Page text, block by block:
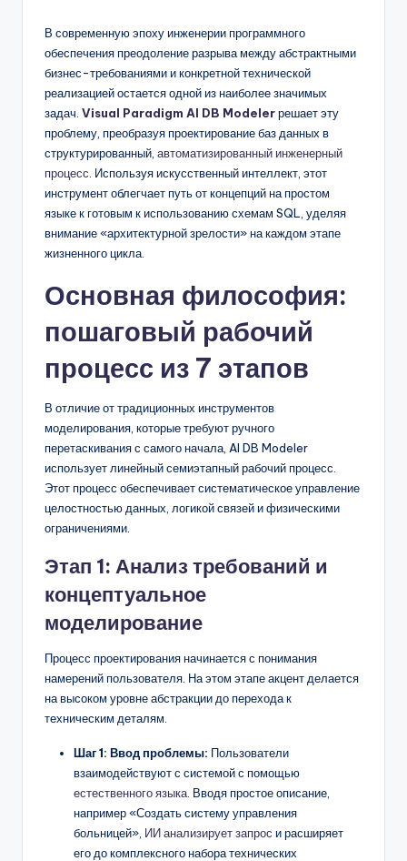
A
S
o
&
D
it
si
В современную эпоху инженерии программного
обеспечения преодоление разрыва между абстрактными
бизнес-требованиями и конкретной технической
реализацией остается одной из наиболее значимых
задач. Visual Paradigm AI DB Modelerрешает эту
проблему, преобразуя проектирование баз данных в
структурированный, автоматизированный инженерный
процесс . Используя искусственный интеллект, этот
инструмент облегчает путь от концепций на простом
языке к готовым к использованию схемам SQL, уделяя
внимание «архитектурной зрелости» на каждом этапе
жизненного цикла.
Основная философия:
пошаговый рабочий
процесс из 7 этапов
В отличие от традиционных инструментов
моделирования, которые требуют ручного
перетаскивания с самого начала, AI DB Modeler
использует линейный семиэтапный рабочий процесс.
Этот процесс обеспечивает систематическое управление
целостностью данных, логикой связей и физическими
ограничениями.
Этап 1: Анализ требований и
концептуальное
моделирование
Процесс проектирования начинается с понимания
намерений пользователя. На этом этапе акцент делается
на высоком уровне абстракции до перехода к
техническим деталям.
Шаг 1: Ввод проблемы: Пользователи
взаимодействуют с системой с помощью
естественного языка . Вводя простое описание,
например «Создать систему управления
больницей», ИИ анализирует запрос и расширяет
его до комплексного набора технических